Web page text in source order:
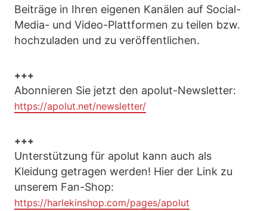
Beiträge in Ihren eigenen Kanälen auf Social-
Media- und Video-Plattformen zu teilen bzw.
hochzuladen und zu veröffentlichen.
+++
Abonnieren Sie jetzt den apolut-Newsletter:
https://apolut.net/newsletter/
+++
Unterstützung für apolut kann auch als
Kleidung getragen werden! Hier der Link zu
unserem Fan-Shop:
https://harlekinshop.com/pages/apolut